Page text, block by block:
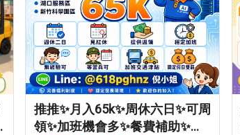
推推✨月入65k✨周休六日✨可周
領✨加班機會多✨餐費補助✨免